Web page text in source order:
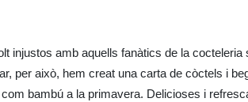
injustos amb aquells fanàtics de la
per això, hem creat una carta de còctels i
bambú a la primavera. Delicioses i